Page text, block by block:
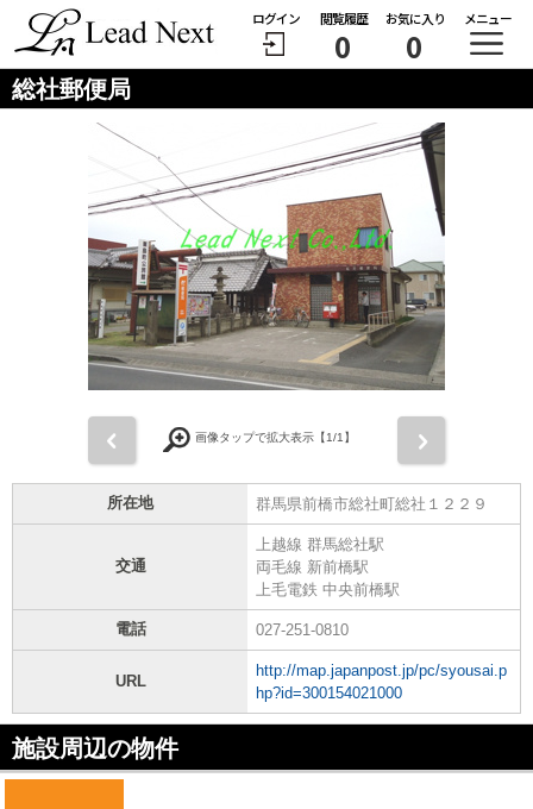
ログイン 閲覧履歴
0
お気に入り
0
メニュー
総社郵便局
画像タップで拡大表示【1/1】
所在地 群馬県前橋市総社町総社１２２９
交通
上越線 群馬総社駅
両毛線 新前橋駅
上毛電鉄 中央前橋駅
電話 027-251-0810
URL
http://map.japanpost.jp/pc/syousai.p
hp?id=300154021000
施設周辺の物件